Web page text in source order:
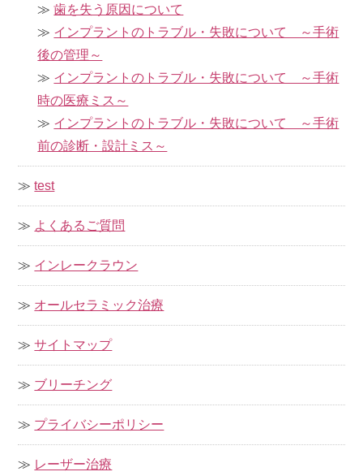
歯を失う原因について
インプラントのトラブル・失敗について ～手術
後の管理～
インプラントのトラブル・失敗について ～手術
時の医療ミス～
インプラントのトラブル・失敗について ～手術
前の診断・設計ミス～
test
よくあるご質問
インレークラウン
オールセラミック治療
サイトマップ
ブリーチング
プライバシーポリシー
レーザー治療